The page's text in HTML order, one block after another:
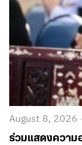
August 8, 2026
ร่วมแสดงความ